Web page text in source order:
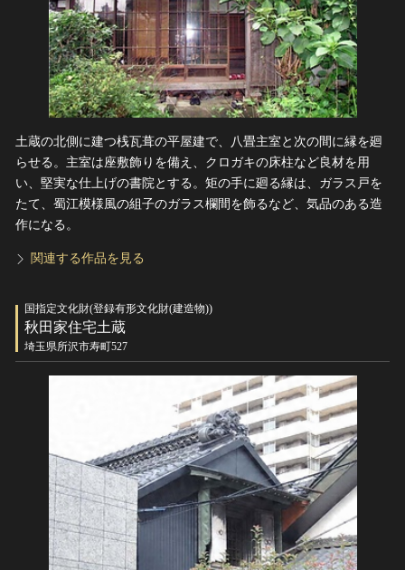
土蔵の北側に建つ桟瓦葺の平屋建で、八畳主室と次の間に縁を廻
らせる。主室は座敷飾りを備え、クロガキの床柱など良材を用
い、堅実な仕上げの書院とする。矩の手に廻る縁は、ガラス戸を
たて、蜀江模様風の組子のガラス欄間を飾るなど、気品のある造
作になる。
関連する作品を見る
国指定文化財(登録有形文化財(建造物))
秋田家住宅土蔵
埼玉県所沢市寿町527